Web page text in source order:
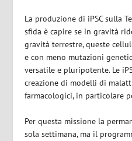
La produzione di iPSC sulla
sfida è capire se in gravità
gravità terrestre, queste
e con meno mutazioni
versatile e pluripotente. Le
creazione di modelli di
farmacologici, in particolare
Per questa missione la
sola settimana, ma il